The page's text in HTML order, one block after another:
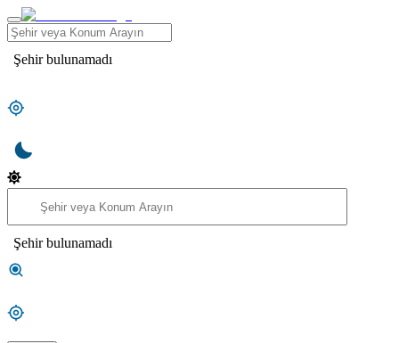
Şehir bulunamadı
Şehir bulunamadı